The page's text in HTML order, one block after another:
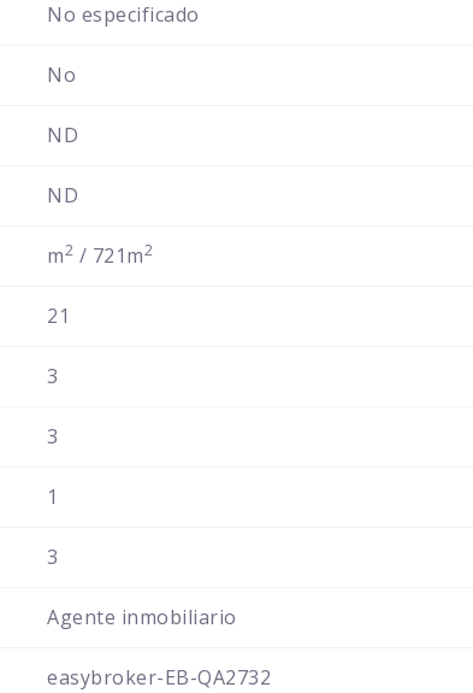
No especificado
No
ND
ND
m2 / 721m2
21
3
3
1
3
Agente inmobiliario
easybroker-EB-QA2732